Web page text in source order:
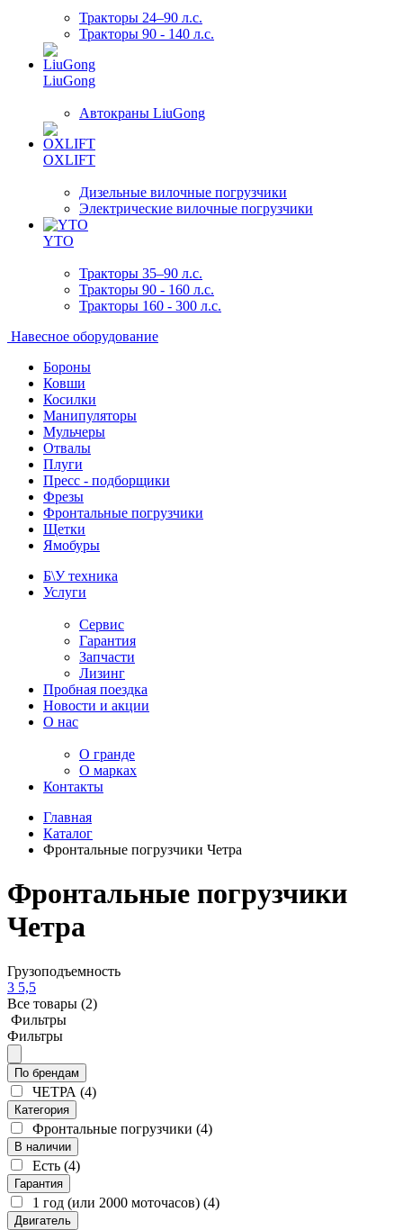
Тракторы 24–90 л.с.
Тракторы 90 - 140 л.с.
LiuGong
Автокраны LiuGong
OXLIFT
Дизельные вилочные погрузчики
Электрические вилочные погрузчики
YTO
Тракторы 35–90 л.с.
Тракторы 90 - 160 л.с.
Тракторы 160 - 300 л.с.
Навесное оборудование
Бороны
Ковши
Косилки
Манипуляторы
Мульчеры
Отвалы
Плуги
Пресс - подборщики
Фрезы
Фронтальные погрузчики
Щетки
Ямобуры
Б\У техника
Услуги
Сервис
Гарантия
Запчасти
Лизинг
Пробная поездка
Новости и акции
О нас
О гранде
О марках
Контакты
Главная
Каталог
Фронтальные погрузчики Четра
Фронтальные погрузчики
Четра
Грузоподъемность
3 5,5
Все товары (2)
Фильтры
Фильтры
По брендам
ЧЕТРА (4)
Категория
Фронтальные погрузчики (4)
В наличии
Есть (4)
Гарантия
1 год (или 2000 моточасов) (4)
Двигатель